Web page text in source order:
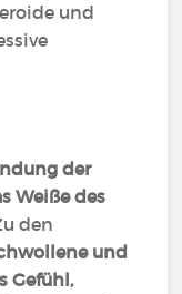
und
der
Weiße des
den
und
Gefühl,